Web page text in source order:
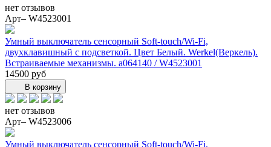
нет отзывов
Арт– W4523001
Умный выключатель сенсорный Soft-touch/Wi-Fi,
двухклавишный с подсветкой. Цвет Белый. Werkel(Веркель).
Встраиваемые механизмы. a064140 / W4523001
14500 руб
В корзину
нет отзывов
Арт– W4523006
Умный выключатель сенсорный Soft-touch/Wi-Fi,